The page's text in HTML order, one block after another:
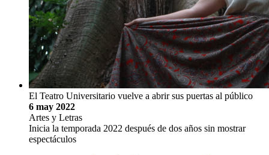
El Teatro Universitario vuelve a abrir sus puertas al público
6 may 2022
Artes y Letras
Inicia la temporada 2022 después de dos años sin mostrar
espectáculos